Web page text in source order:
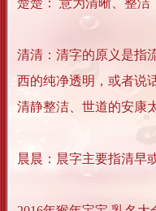
楚楚： 意为清晰、整洁
清清：清字的原义是指
西的纯净透明，或者说
清静整洁、世道的安康
晨晨：晨字主要指清早